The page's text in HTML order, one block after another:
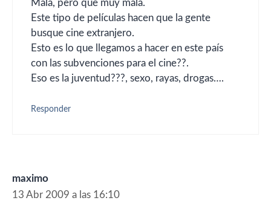
Mala, pero que muy mala.
Este tipo de películas hacen que la gente
busque cine extranjero.
Esto es lo que llegamos a hacer en este país
con las subvenciones para el cine??.
Eso es la juventud???, sexo, rayas, drogas….
Responder
maximo
13 Abr 2009 a las 16:10